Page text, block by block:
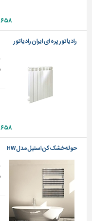
برقی،روشنایی،ایمنی
محوطه
نما
ساختمان
ترافیک
و
سازه
سایر
رادیاتور پره ای ایران رادیاتور
حوله خشک کن استیل مدل HW